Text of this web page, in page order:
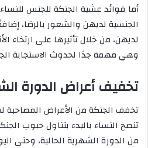
أما فوائد عشبة الجنكة للجنس
الجنسية لديهن والشعور بالرضا،
لديهن، من خلال تأثيرها على ارتخاء
وهي مهمة جدًا لحدوث الاستجابة
تخفيف أعراض الدورة
تخفف الجنكة من الأعراض المصاحبة
تنصح النساء بالبدء بتناول حبوب
من الدورة الشهرية الحالية، وحتى